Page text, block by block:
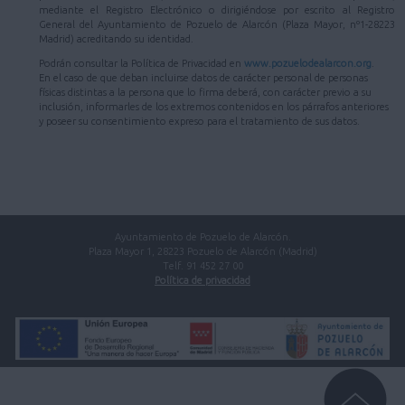
mediante el Registro Electrónico o dirigiéndose por escrito al Registro
General del Ayuntamiento de Pozuelo de Alarcón (Plaza Mayor, nº1-28223
Madrid) acreditando su identidad.
Podrán consultar la Política de Privacidad en www.pozuelodealarcon.org
En el caso de que deban incluirse datos de carácter personal de personas
físicas distintas a la persona que lo firma deberá, con carácter previo a su
inclusión, informarles de los extremos contenidos en los párrafos anteriores
y poseer su consentimiento expreso para el tratamiento de sus datos.
Ayuntamiento de Pozuelo de Alarcón.
Plaza Mayor 1, 28223 Pozuelo de Alarcón (Madrid)
Telf. 91 452 27 00
Política de privacidad